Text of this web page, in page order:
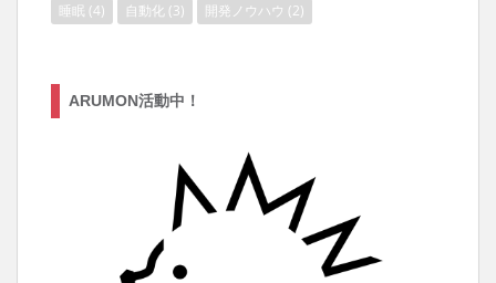
睡眠 (4) 自動化 (3) 開発ノウハウ (2)
ARUMON活動中！